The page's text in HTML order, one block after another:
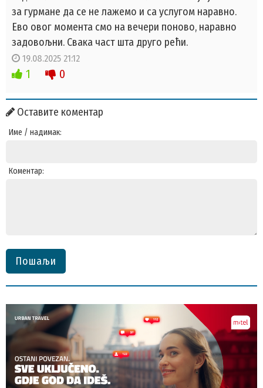
за гурмане да се не лажемо и са услугом наравно.
Ево овог момента смо на вечери поново, наравно
задовољни. Свака част шта друго рећи.
19.08.2025 21:12
1 0
Оставите коментар
Име / надимак:
Коментар:
Пошаљи